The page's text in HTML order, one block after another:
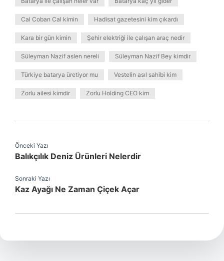
Cal Coban Cal kimin Hadisat gazetesini kim çıkardı
Kara bir gün kimin Şehir elektriği ile çalışan araç nedir
Süleyman Nazif aslen nereli Süleyman Nazif Bey kimdir
Türkiye batarya üretiyor mu Vestelin asıl sahibi kim
Zorlu ailesi kimdir Zorlu Holding CEO kim
Önceki Yazı
Balıkçılık Deniz Ürünleri Nelerdir
Sonraki Yazı
Kaz Ayağı Ne Zaman Çiçek Açar